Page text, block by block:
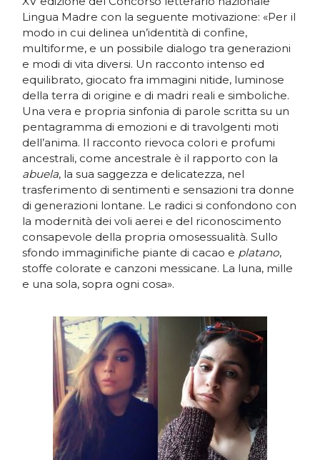
Lingua Madre con la seguente motivazione: «Per il
modo in cui delinea un’identità di confine,
multiforme, e un possibile dialogo tra generazioni
e modi di vita diversi. Un racconto intenso ed
equilibrato, giocato fra immagini nitide, luminose
della terra di origine e di madri reali e simboliche.
Una vera e propria sinfonia di parole scritta su un
pentagramma di emozioni e di travolgenti moti
dell’anima. Il racconto rievoca colori e profumi
ancestrali, come ancestrale è il rapporto con la
abuela, la sua saggezza e delicatezza, nel
trasferimento di sentimenti e sensazioni tra donne
di generazioni lontane. Le radici si confondono con
la modernità dei voli aerei e del riconoscimento
consapevole della propria omosessualità. Sullo
sfondo immaginifiche piante di cacao e platano,
stoffe colorate e canzoni messicane. La luna, mille
e una sola, sopra ogni cosa».